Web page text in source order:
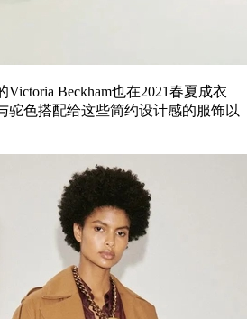
Beckham也在2021春夏成衣
驼色搭配给这些简约设计感的服饰以